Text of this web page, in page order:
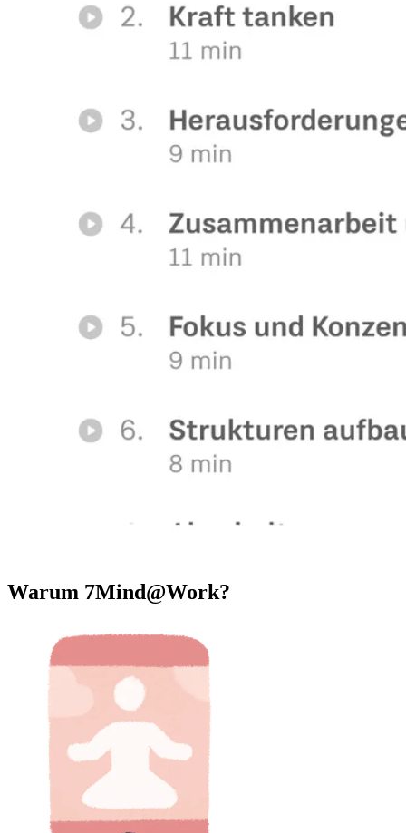
Warum 7Mind@Work?